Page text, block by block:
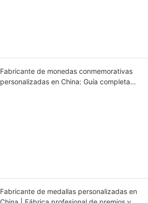
Fabricante de monedas conmemorativas
personalizadas en China: Guía completa
Fabricante de medallas personalizadas en